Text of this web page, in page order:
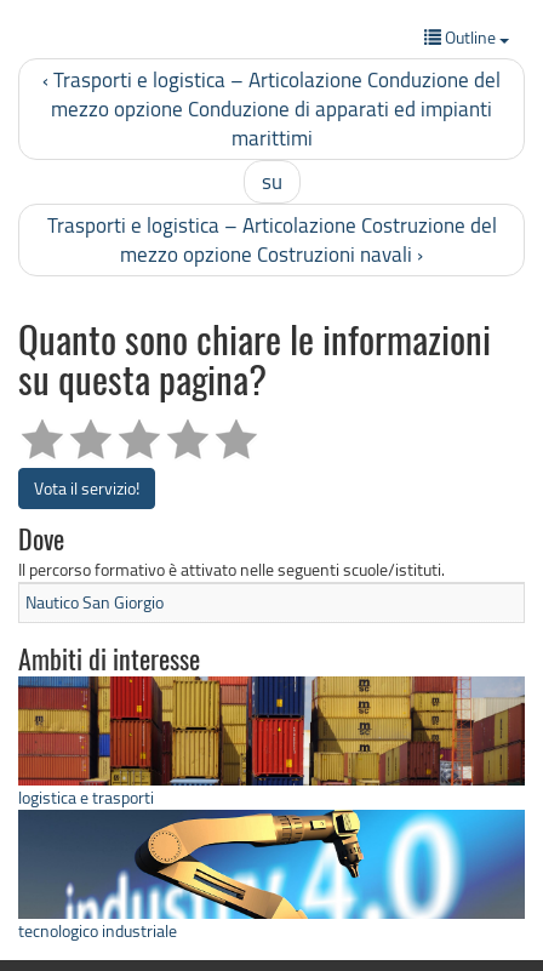
Outline
‹ Trasporti e logistica – Articolazione Conduzione del
mezzo opzione Conduzione di apparati ed impianti
marittimi
su
Trasporti e logistica – Articolazione Costruzione del
mezzo opzione Costruzioni navali ›
Quanto sono chiare le informazioni
su questa pagina?
Vota il servizio!
Dove
Il percorso formativo è attivato nelle seguenti scuole/istituti.
Nautico San Giorgio
Ambiti di interesse
logistica e trasporti
tecnologico industriale